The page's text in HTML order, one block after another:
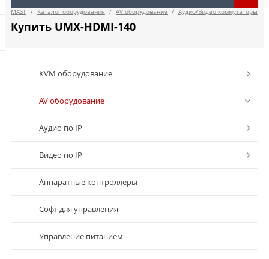
MAST / Каталог оборудования / AV оборудование / Аудио/Видео коммутаторы
Купить UMX-HDMI-140
KVM оборудование
AV оборудование
Аудио по IP
Видео по IP
Аппаратные контроллеры
Софт для управления
Управление питанием